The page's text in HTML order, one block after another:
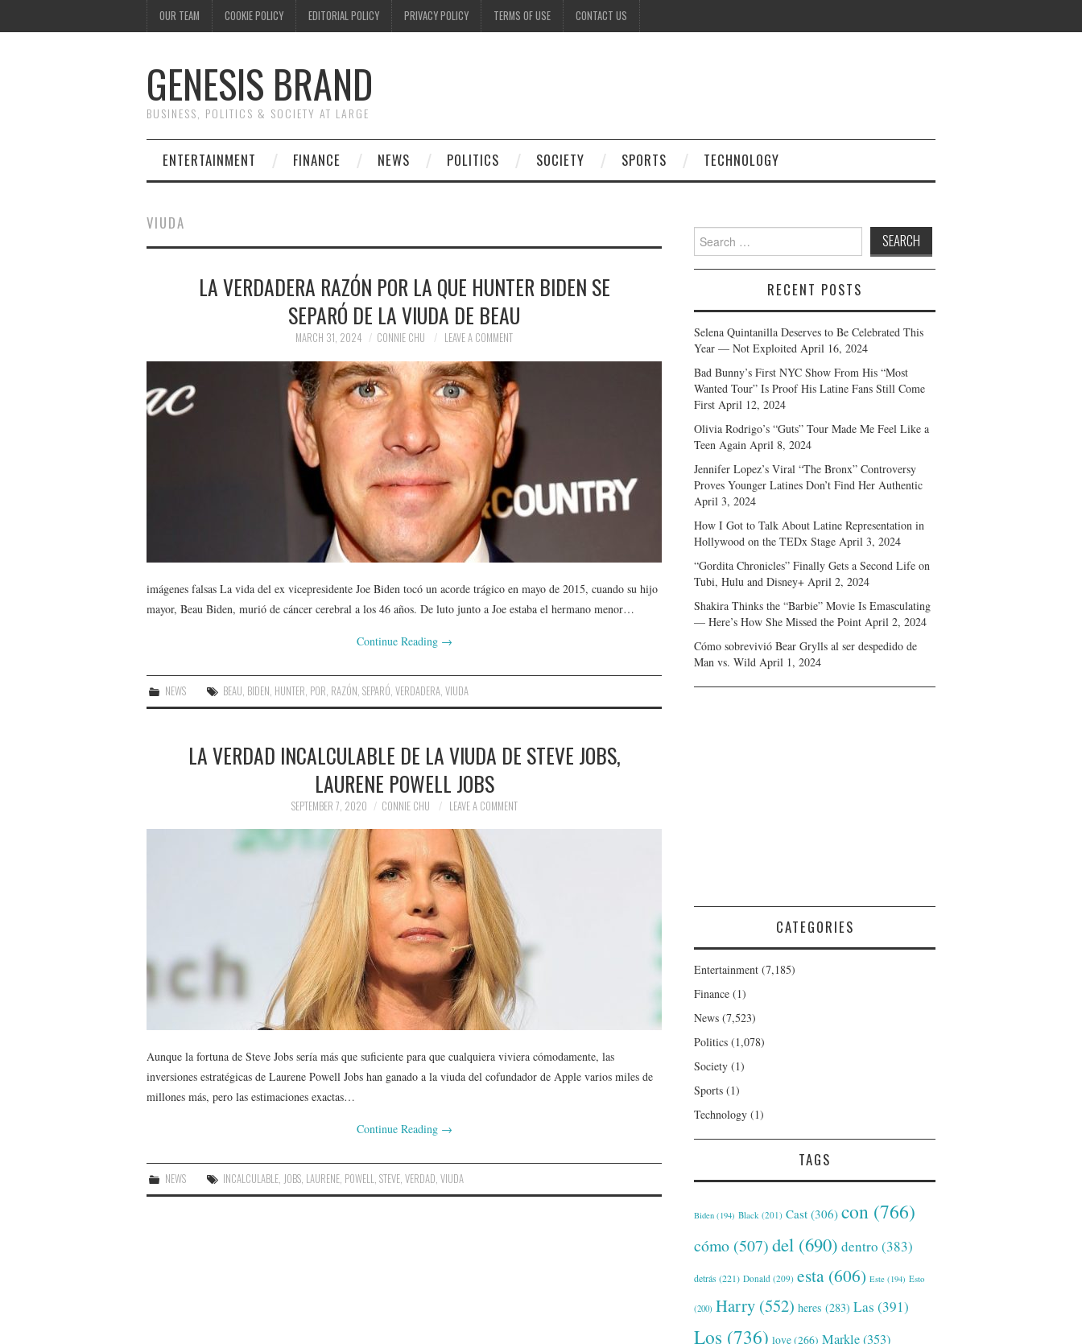
OUR TEAM COOKIE POLICY EDITORIAL POLICY PRIVACY POLICY TERMS OF USE CONTACT US
GENESIS BRAND
BUSINESS, POLITICS & SOCIETY AT LARGE
ENTERTAINMENT FINANCE NEWS POLITICS SOCIETY SPORTS TECHNOLOGY
VIUDA
LA VERDADERA RAZÓN POR LA QUE HUNTER BIDEN SE
SEPARÓ DE LA VIUDA DE BEAU
MARCH 31, 2024 CONNIE CHU LEAVE A COMMENT
imágenes falsas La vida del ex vicepresidente Joe Biden tocó un acorde trágico en mayo de 2015, cuando su hijo
mayor, Beau Biden, murió de cáncer cerebral a los 46 años. De luto junto a Joe estaba el hermano menor…
Continue Reading →
NEWS BEAU BIDEN HUNTER POR RAZÓN ,SEPARÓ ,VERDADERA ,VIUDA
LA VERDAD INCALCULABLE DE LA VIUDA DE STEVE JOBS,
LAURENE POWELL JOBS
SEPTEMBER 7, 2020 CONNIE CHU LEAVE A COMMENT
Aunque la fortuna de Steve Jobs sería más que suficiente para que cualquiera viviera cómodamente, las
inversiones estratégicas de Laurene Powell Jobs han ganado a la viuda del cofundador de Apple varios miles de
millones más, pero las estimaciones exactas…
Continue Reading →
NEWS INCALCULABLE, JOBS, LAURENE, POWELL,STEVE,VERDAD,VIUDA
Search
for:
RECENT POSTS
Selena Quintanilla Deserves to Be Celebrated This
Year — Not Exploited April 16, 2024
Bad Bunny’s First NYC Show From His “Most
Wanted Tour” Is Proof His Latine Fans Still Come
First April 12, 2024
Olivia Rodrigo’s “Guts” Tour Made Me Feel Like a
Teen Again April 8, 2024
Jennifer Lopez’s Viral “The Bronx” Controversy
Proves Younger Latines Don’t Find Her Authentic
April 3, 2024
How I Got to Talk About Latine Representation in
Hollywood on the TEDx Stage April 3, 2024
“Gordita Chronicles” Finally Gets a Second Life on
Tubi, Hulu and Disney+ April 2, 2024
Shakira Thinks the “Barbie” Movie Is Emasculating
— Here’s How She Missed the Point April 2, 2024
Cómo sobrevivió Bear Grylls al ser despedido de
Man vs. Wild April 1, 2024
CATEGORIES
Entertainment (7,185)
Finance (1)
News (7,523)
Politics (1,078)
Society (1)
Sports (1)
Technology (1)
TAGS
Biden (194) Black (201) Cast (306) con (766)
cómo (507)del (690) dentro (383)
detrás (221) Donald (209) esta (606) Este (194) Esto
(200) Harry (552) heres (283) Las (391)
Los (736) love(266) Markle(353)